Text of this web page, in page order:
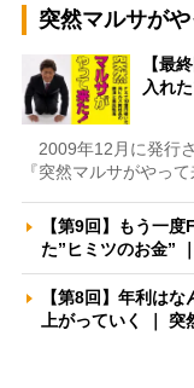
突然マルサがや
【最
入れ
2009年12月に発行
『突然マルサがやっ
【第9回】もう一
た”ヒミツのお金”
【第8回】年利は
上がっていく ｜